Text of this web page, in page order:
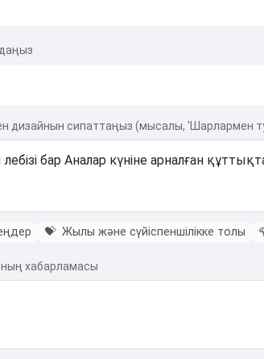
дизайнын сипаттаңыз (мысалы, 'Шарлармен
💝 Жылы және сүйіспеншілікке толы
хабарламасы